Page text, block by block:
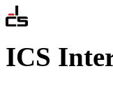
ICS